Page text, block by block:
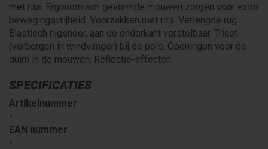
met rits. Ergonomisch gevormde mouwen zorgen voor extra
bewegingsvrijheid. Voorzakken met rits. Verlengde rug.
Elastisch rijgsnoer, aan de onderkant verstelbaar. Tricot
(verborgen in windvanger) bij de pols. Openingen voor de
duim in de mouwen. Reflectie-effecten.
SPECIFICATIES
Artikelnummer
-
EAN nummer
-